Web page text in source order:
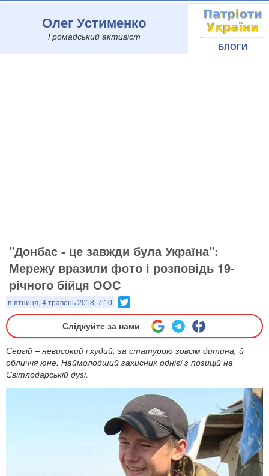
Олег Устименко
Громадський активіст
БЛОГИ
"Донбас - це завжди була Україна":
Мережу вразили фото і розповідь 19-
річного бійця ООС
п’ятниця, 4 травень 2018, 7:10
Слідкуйте за нами
Сергій – невисокий і худий, за статурою зовсім дитина, й
обличчя юне. Наймолодший захисник однієї з позицій на
Світлодарській дузі.